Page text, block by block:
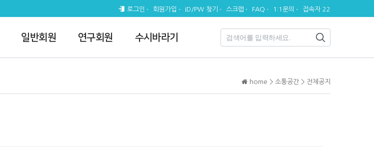
로그인 회원가입 ID/PW 찾기 스크랩 FAQ 1:1문의 접속자 22
일반회원 연구회원 수시바라기
home > 소통공간 > 전체공지